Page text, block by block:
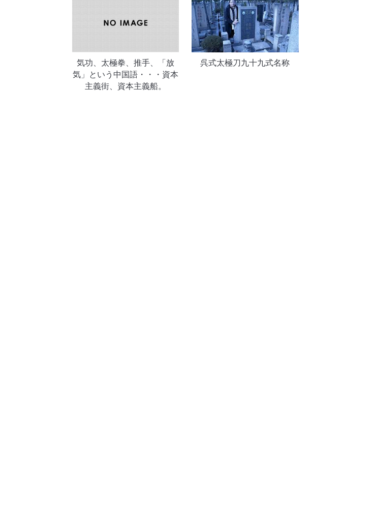
気功、太極拳、推手、「放
気」という中国語・・・資本
主義街、資本主義船。
呉式太極刀九十九式名称